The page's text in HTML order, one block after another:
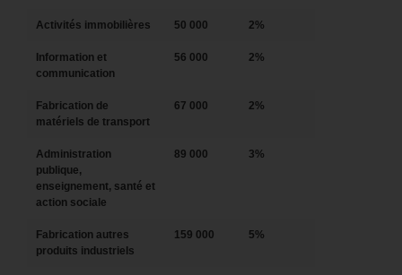
Activités immobilières 50 000 2%
Information et
communication
56 000 2%
Fabrication de
matériels de transport
67 000 2%
Administration
publique,
enseignement, santé et
action sociale
89 000 3%
Fabrication autres
produits industriels
159 000 5%